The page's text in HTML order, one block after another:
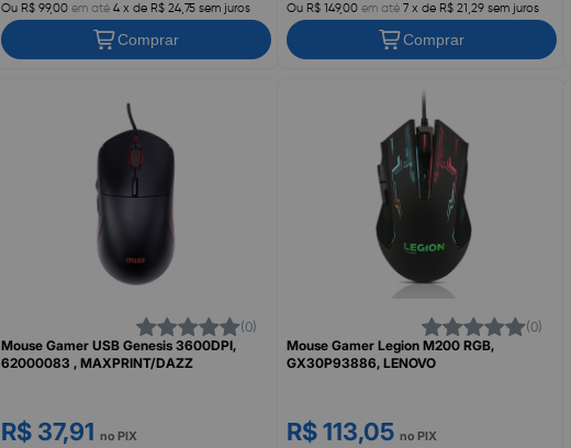
Ou R$ 99,00 em até 4 x de R$ 24,75 sem juros
Comprar
Ou R$ 149,00 em até 7 x de R$ 21,29 sem juros
Comprar
(0)
Mouse Gamer USB Genesis 3600DPI,
62000083 , MAXPRINT/DAZZ
R$ 37,91 no PIX
(0)
Mouse Gamer Legion M200 RGB,
GX30P93886, LENOVO
R$ 113,05 no PIX